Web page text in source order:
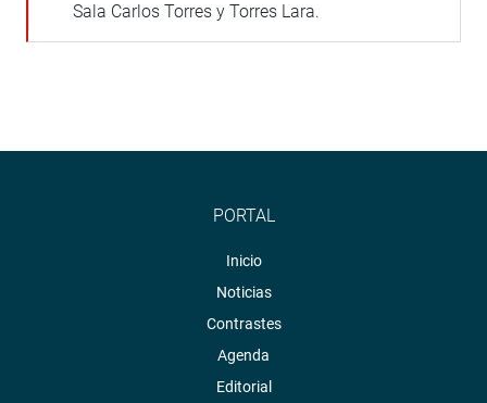
Sala Carlos Torres y Torres Lara.
PORTAL
Inicio
Noticias
Contrastes
Agenda
Editorial